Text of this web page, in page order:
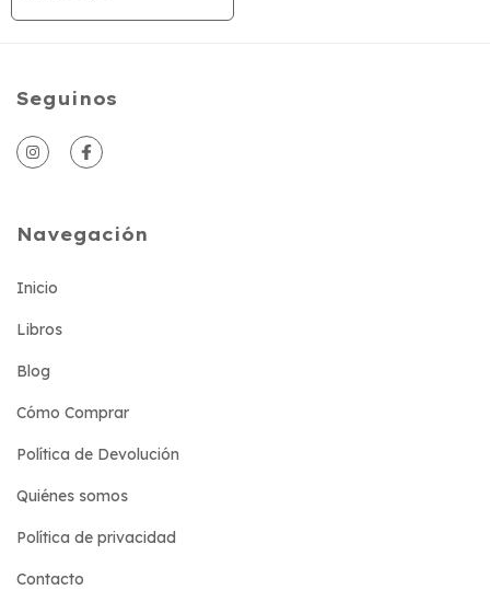
Seguinos
Navegación
Inicio
Libros
Blog
Cómo Comprar
Política de Devolución
Quiénes somos
Política de privacidad
Contacto